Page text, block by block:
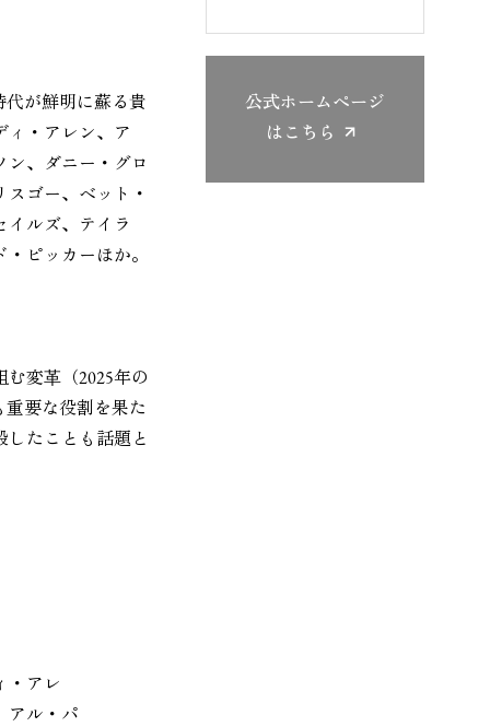
代が鮮明に蘇る貴
ィ・アレン、ア
ン、ダニー・グロ
ゴー、ベット・
イルズ、テイラ
ピッカーほか。
変⾰（2025年の
要な役割を果た
したことも話題と
・アレ
アル・パ
公式ホームページ
はこちら